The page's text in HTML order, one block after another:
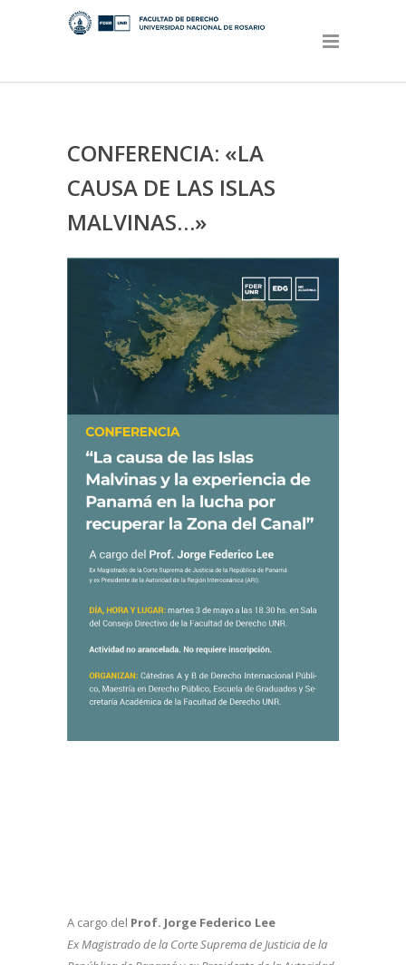
CONFERENCIA: «LA
CAUSA DE LAS ISLAS
MALVINAS…»
A cargo del Prof. Jorge Federico Lee
Ex Magistrado de la Corte Suprema de Justicia de la